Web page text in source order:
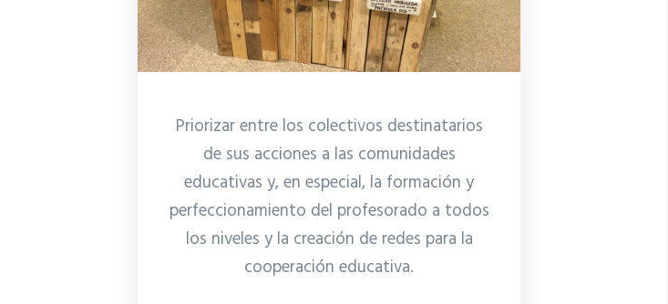
Priorizar entre los colectivos destinatarios
de sus acciones a las comunidades
educativas y, en especial, la formación y
perfeccionamiento del profesorado a todos
los niveles y la creación de redes para la
cooperación educativa.